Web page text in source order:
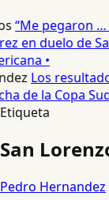
“Me pegaron …
en duelo de
•
Los
de la Copa
Etiqueta
San
Pedro Hernandez